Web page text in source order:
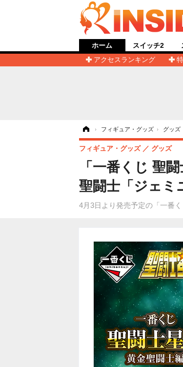
ホーム
アクセスランキング
スイッチ2
› フィギュア・グッズ › グッズ
「一番くじ 聖
聖闘士「ジェミ
4月3日より発売予定の「一番
フィギュア・グッズ グッズ